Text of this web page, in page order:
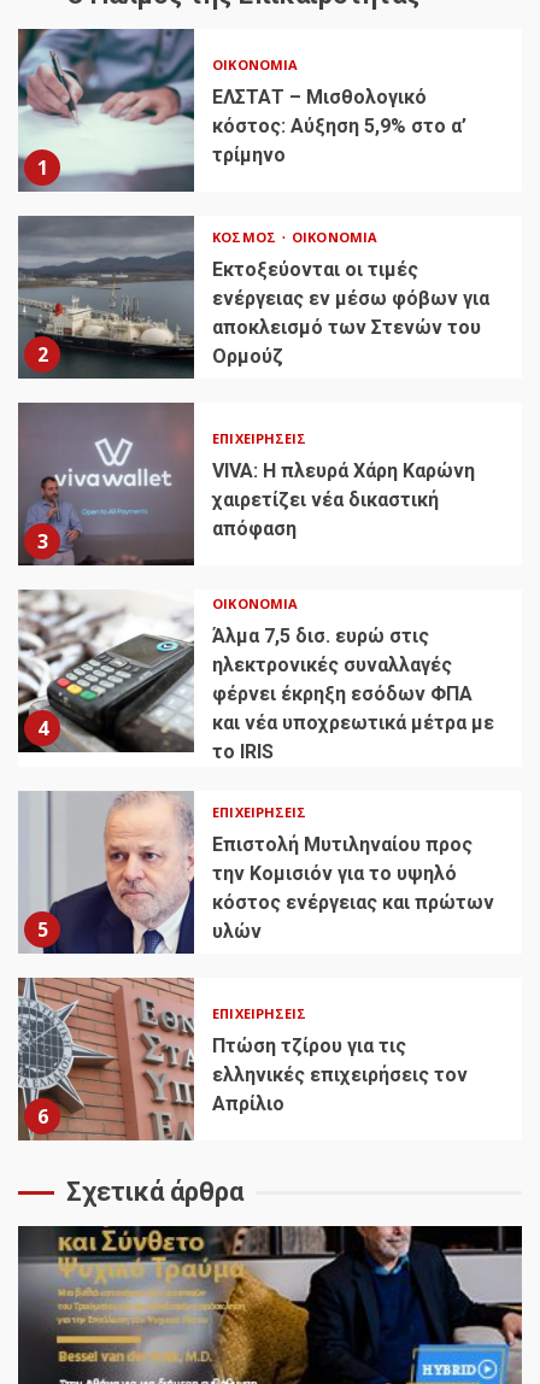
1
ΟΙΚΟΝΟΜΊΑ
ΕΛΣΤΑΤ – Μισθολογικό
κόστος: Αύξηση 5,9% στο α’
τρίμηνο
2
ΚΌΣΜΟΣ ΟΙΚΟΝΟΜΊΑ
Εκτοξεύονται οι τιμές
ενέργειας εν μέσω φόβων για
αποκλεισμό των Στενών του
Ορμούζ
3
ΕΠΙΧΕΙΡΉΣΕΙΣ
VIVA: Η πλευρά Χάρη Καρώνη
χαιρετίζει νέα δικαστική
απόφαση
4
ΟΙΚΟΝΟΜΊΑ
Άλμα 7,5 δισ. ευρώ στις
ηλεκτρονικές συναλλαγές
φέρνει έκρηξη εσόδων ΦΠΑ
και νέα υποχρεωτικά μέτρα με
το IRIS
5
ΕΠΙΧΕΙΡΉΣΕΙΣ
Επιστολή Μυτιληναίου προς
την Κομισιόν για το υψηλό
κόστος ενέργειας και πρώτων
υλών
6
ΕΠΙΧΕΙΡΉΣΕΙΣ
Πτώση τζίρου για τις
ελληνικές επιχειρήσεις τον
Απρίλιο
Σχετικά άρθρα